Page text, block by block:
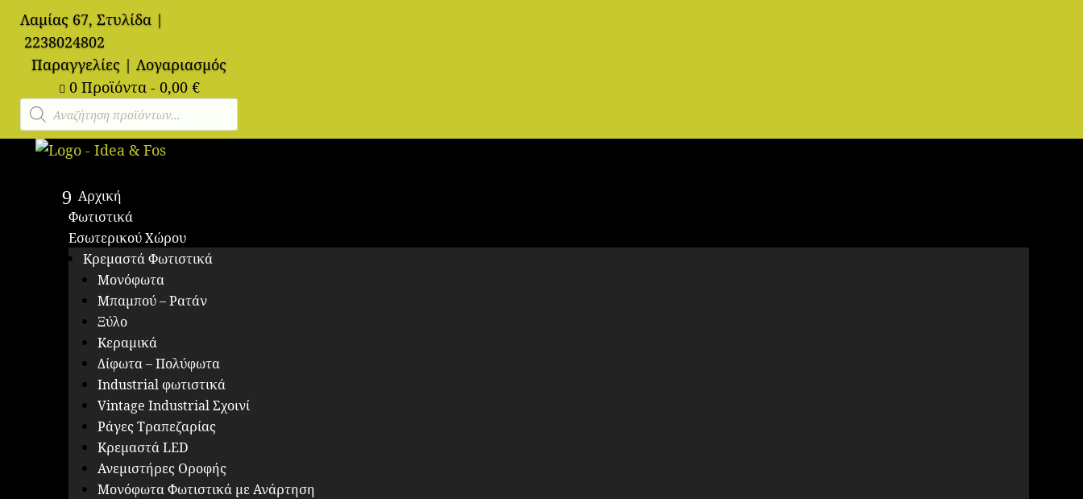
Λαμίας 67, Στυλίδα |
2238024802
Παραγγελίες |Λογαριασμός
 0 Προϊόντα - 0,00 €
Αναζήτηση
προϊόντων
Αρχική
Φωτιστικά
Εσωτερικού Χώρου
Κρεμαστά Φωτιστικά
Μονόφωτα
Μπαμπού – Ρατάν
Ξύλο
Κεραμικά
Δίφωτα – Πολύφωτα
Industrial φωτιστικά
Vintage Industrial Σχοινί
Ράγες Τραπεζαρίας
Κρεμαστά LED
Ανεμιστήρες Οροφής
Μονόφωτα Φωτιστικά με Ανάρτηση